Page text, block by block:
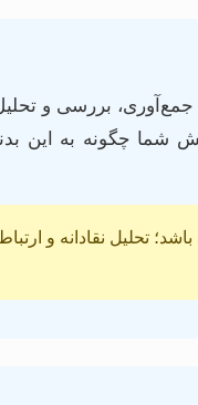
بررسی و
شما چگونه به این
تحلیل نقادانه و